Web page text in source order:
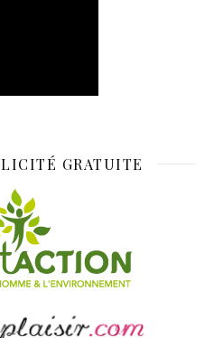
GRATUITE